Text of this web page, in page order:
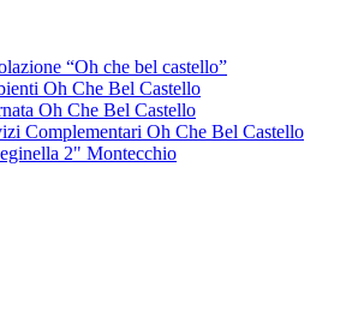
“Oh che bel castello”
Oh Che Bel Castello
Oh Che Bel Castello
Complementari Oh Che Bel Castello
2" Montecchio